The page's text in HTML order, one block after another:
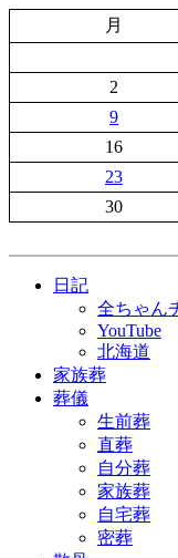
月
2
9
16
23
30
日記
全ちゃん
YouTube
北海道
家族葬
葬儀
生前葬
直葬
自分葬
家族葬
自宅葬
密葬